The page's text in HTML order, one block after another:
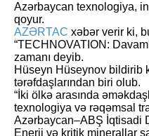
Azərbaycan texnologiya,
qoyur.
AZƏRTAC xəbər verir ki,
“TECHNOVATION:
zamanı deyib.
Hüseyn Hüseynov bildirib
tərəfdaşlarından biri olub.
“İki ölkə arasında
texnologiya və rəqəmsal
Azərbaycan–ABŞ İqtisadi
Enerji və kritik minerallar